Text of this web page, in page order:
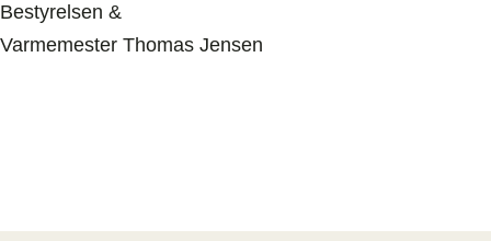
Bestyrelsen &
Varmemester Thomas Jensen